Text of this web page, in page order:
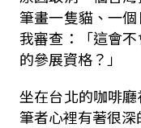
筆畫一隻貓、一
我審查：「這會
的參展資格？」
坐在台北的咖啡
筆者心裡有著很深